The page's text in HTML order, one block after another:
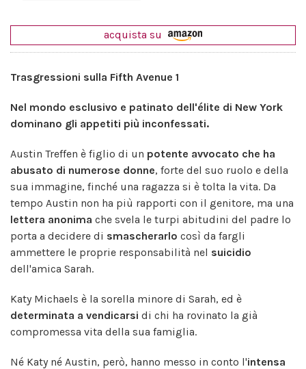
acquista su
Trasgressioni sulla Fifth Avenue 1
Nel mondo esclusivo e patinato dell'élite di New York
dominano gli appetiti più inconfessati.
Austin Treffen è figlio di un potente avvocato che ha
abusato di numerose donne, forte del suo ruolo e della
sua immagine, finché una ragazza si è tolta la vita. Da
tempo Austin non ha più rapporti con il genitore, ma una
lettera anonima che svela le turpi abitudini del padre lo
porta a decidere di smascherarlo così da fargli
ammettere le proprie responsabilità nel suicidio
dell'amica Sarah.
Katy Michaels è la sorella minore di Sarah, ed è
determinata a vendicarsi di chi ha rovinato la già
compromessa vita della sua famiglia.
Né Katy né Austin, però, hanno messo in conto l'intensa